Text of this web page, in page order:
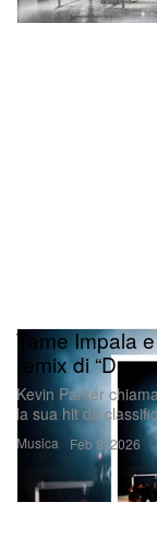
Musica
Tame Impala
remix di
Kevin Parker
la sua hit da
Feb 8, 2026